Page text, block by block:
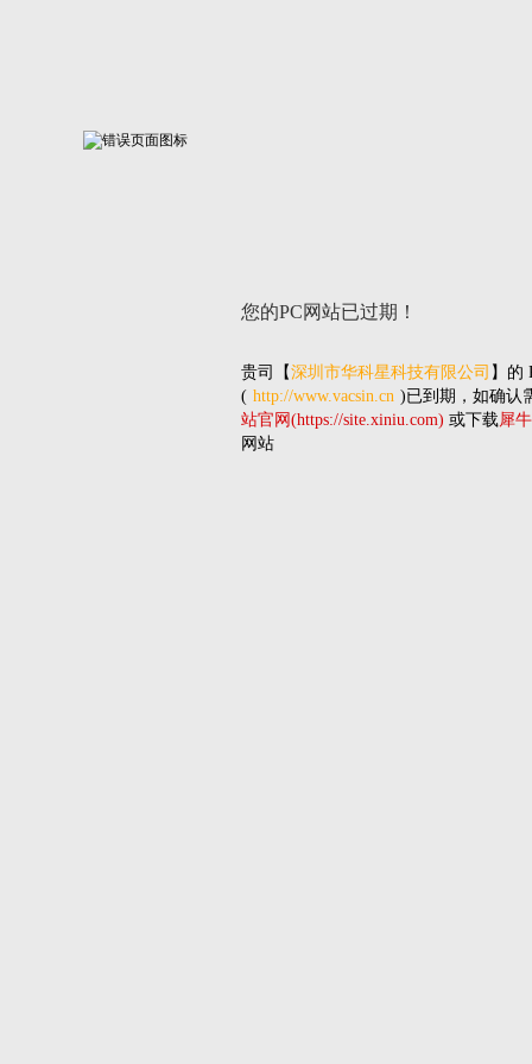
您的PC网站已过期！
贵司 【深圳市华科星科技有限公司 】的
( http://www.vacsin.cn )已到期，如确认
站官网(https://site.xiniu.com) 或下载犀
网站